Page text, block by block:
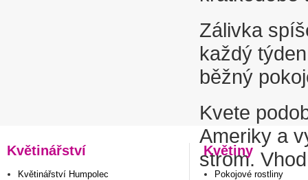
Zálivka
každý
běžný
Kvete
Ameriky a
strom.
Květinářství
Květinářství Humpolec
Květiny
Pokojové rostliny